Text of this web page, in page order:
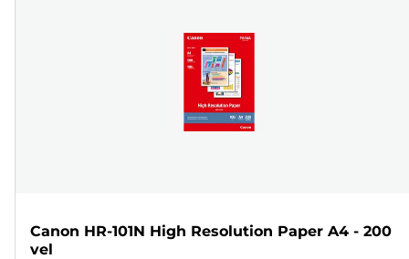
Canon HR-101N High Resolution Paper A4 - 200
vel